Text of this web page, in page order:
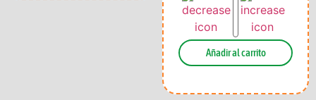
Añadir al carrito